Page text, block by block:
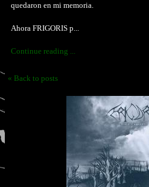
quedaron en mi memoria.
Ahora FRIGORIS p...
Continue reading ...
« Back to posts